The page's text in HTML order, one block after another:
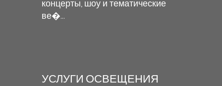
концерты, шоу и тематические
ве�...
УСЛУГИ ОСВЕЩЕНИЯ